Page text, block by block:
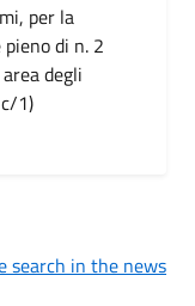
per la
di n. 2
degli
1)
search in the news